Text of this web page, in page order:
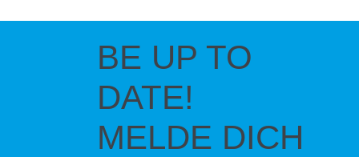
BE UP TO
DATE!
MELDE DICH